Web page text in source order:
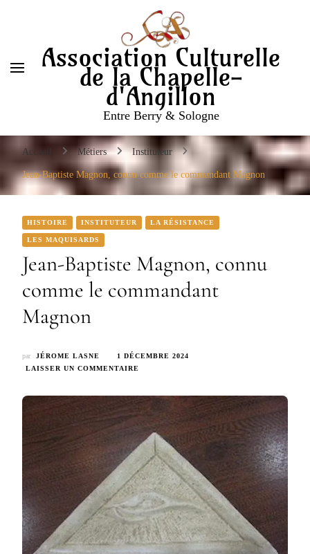
Association Culturelle
de la Chapelle-
d'Angillon
Entre Berry & Sologne
Accueil Métiers Instituteur
Jean-Baptiste Magnon, connu comme le commandant Magnon
HISTOIRE INSTITUTEUR LA RÉSISTANCE
LES MAQUISARDS
Jean-Baptiste Magnon, connu
comme le commandant
Magnon
par JÉROME LASNE
1 DÉCEMBRE 2024
LAISSER UN COMMENTAIRE
MAGNON,
COMME
LE
COMMANDANT
MAGNON